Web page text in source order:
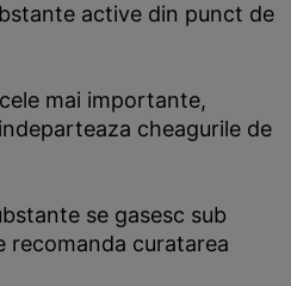
active din punct de
mai importante,
cheagurile de
se gasesc sub
recomanda curatarea